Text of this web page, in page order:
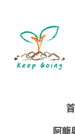
阿龍